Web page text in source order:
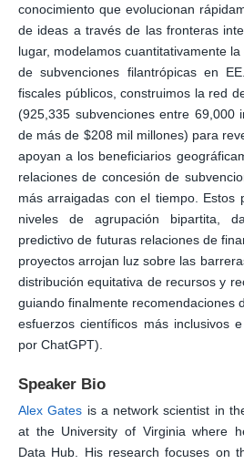
conocimiento que evolucionan
de ideas a través de las fronteras
lugar, modelamos cuantitativamente
de subvenciones filantrópicas en
fiscales públicos, construimos la red
(925,335 subvenciones entre 69,000
de más de $208 mil millones) para
apoyan a los beneficiarios
relaciones de concesión de
más arraigadas con el tiempo. Estos
niveles de agrupación bipartita,
predictivo de futuras relaciones de
proyectos arrojan luz sobre las
distribución equitativa de recursos y
guiando finalmente recomendaciones
esfuerzos científicos más inclusivos
por ChatGPT).
Speaker Bio
Alex Gates is a network scientist in
at the University of Virginia where
Data Hub. His research focuses on